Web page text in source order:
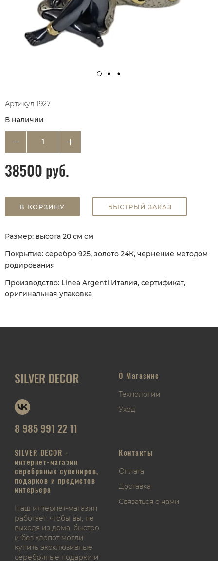
Артикул 1927
В наличии
38500 руб.
В КОРЗИНУ БЫСТРЫЙ ЗАКАЗ
Размер: высота 20 см см
Покрытие: серебро 925, золото 24К, чернение методом
родирования
Производство: Linea Argenti Италия, сертификат,
оригинальная упаковка
SILVER DECOR
8 985 991 22 11
О Магазине
Технологии
Уход
SILVER DECOR -
интернет-магазин
серебряных сувениров,
подарков и предметов
интерьера
Наш интернет-магазин
работает, чтобы вы, не
выходя из дома, быстро
и без хлопот могли
купить эксклюзивные
серебряные подарки и
Контакты
Оплата
Доставка
Связаться с нами